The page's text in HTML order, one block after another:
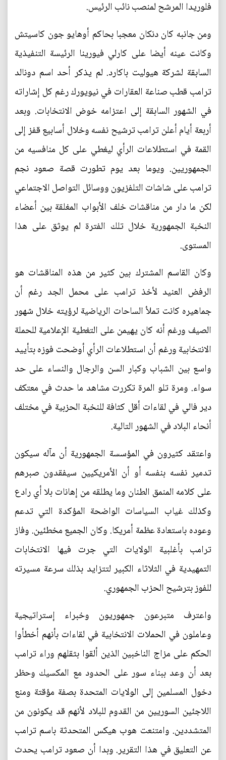
فلوريدا المرشح لمنصب نائب الرئيس.
ومن جانبه كان دنكان معجبا بحاكم أوهايو جون كاسيتش
وكانت عينه أيضا على كارلي فيورينا الرئيسة التنفيذية
السابقة لشركة هيوليت باكارد. لم يذكر أحد اسم دونالد
ترامب قطب صناعة العقارات في نيويورك رغم كل إشاراته
في الشهور السابقة إلى اعتزامه خوض الانتخابات. وبعد
أربعة أيام أعلن ترامب ترشيح نفسه وخلال أسابيع قفز إلى
القمة في استطلاعات الرأي ليغطي على كل منافسيه من
الجمهوريين. ويوما بعد يوم تطورت قصة صعود نجم
ترامب على شاشات التلفزيون ووسائل التواصل الاجتماعي
لكن ما دار من مناقشات خلف الأبواب المغلقة بين أعضاء
النخبة الجمهورية خلال تلك الفترة لم يوثق على هذا
المستوى.
وكان القاسم المشترك بين كثير من هذه المناقشات هو
الرفض العنيد لأخذ ترامب على محمل الجد رغم أن
جماهيره كانت تملأ الساحات الرياضية لرؤيته خلال شهور
الصيف ورغم أنه كان يهيمن على التغطية الإعلامية للحملة
الانتخابية ورغم أن استطلاعات الرأي أوضحت فوزه بتأييد
واسع بين الشباب وكبار السن والرجال والنساء على حد
سواء. ومرة تلو المرة تكررت مشاهد ما حدث في معتكف
دير فالي في لقاءات أقل كثافة للنخبة الحزبية في مختلف
أنحاء البلاد في الشهور التالية.
واعتقد كثيرون في المؤسسة الجمهورية أن مآله سيكون
تدمير نفسه بنفسه أو أن الأمريكيين سيفقدون صبرهم
على كلامه المنمق الطنان وما يطلقه من إهانات بلا أي رادع
وكذلك غياب السياسات الواضحة المؤكدة التي تدعم
وعوده باستعادة عظمة أمريكا. وكان الجميع مخطئين. وفاز
ترامب بأغلبية الولايات التي جرت فيها الانتخابات
التمهيدية في الثلاثاء الكبير لتتزايد بذلك سرعة مسيرته
للفوز بترشيح الحزب الجمهوري.
واعترف متبرعون جمهوريون وخبراء إستراتيجية
وعاملون في الحملات الانتخابية في لقاءات بأنهم أخطأوا
الحكم على مزاج الناخبين الذين ألقوا بثقلهم وراء ترامب
بعد أن وعد ببناء سور على الحدود مع المكسيك وحظر
دخول المسلمين إلى الولايات المتحدة بصفة مؤقتة ومنع
اللاجئين السوريين من القدوم للبلاد لأنهم قد يكونون من
المتشددين. وامتنعت هوب هيكس المتحدثة باسم ترامب
عن التعليق في هذا التقرير. وبدا أن صعود ترامب يحدث